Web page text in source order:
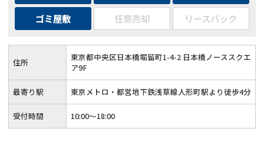
ゴミ屋敷
任意売却 リースバック
住所
東京都中央区日本橋堀留町1-4-2 日本橋ノーススクエ
ア9F
最寄り駅 東京メトロ・都営地下鉄浅草線人形町駅より徒歩4分
受付時間 10:00～18:00